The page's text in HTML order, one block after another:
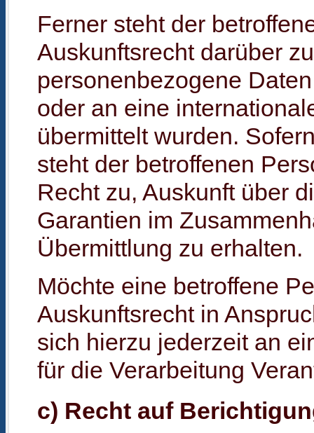
Ferner steht der
Auskunftsrecht darüber
personenbezogene
oder an eine
übermittelt wurden.
steht der betroffenen
Recht zu, Auskunft über
Garantien im
Übermittlung zu erhalten.
Möchte eine betroffene
Auskunftsrecht in
sich hierzu jederzeit an
für die Verarbeitung
c) Recht auf